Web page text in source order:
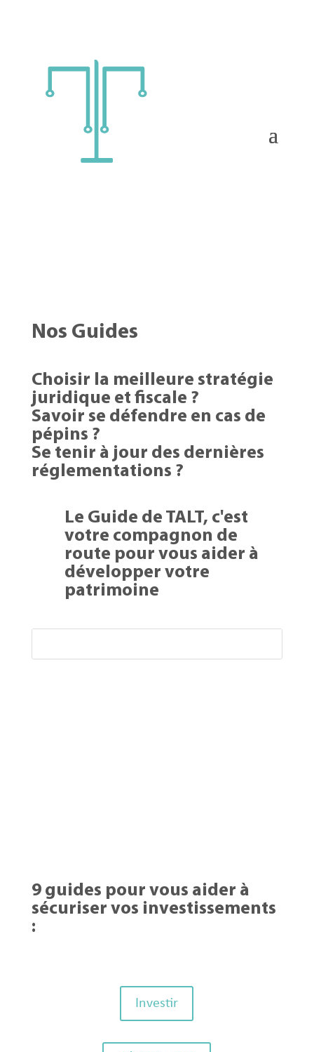
Nos Guides
Choisir la meilleure stratégie
juridique et fiscale ?
Savoir se défendre en cas de
pépins ?
Se tenir à jour des dernières
réglementations ?
Le Guide de TALT, c'est
votre compagnon de
route pour vous aider à
développer votre
patrimoine
9 guides pour vous aider à
sécuriser vos investissements
:
Investir